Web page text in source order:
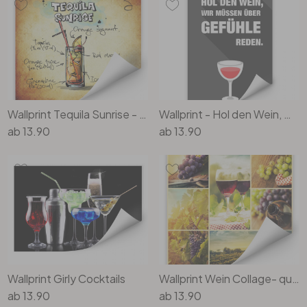
Büro
Bad
Eingangsbereich
ab13.90
ab13.90
Wallprint Girly Cocktails
ab13.90
ab13.90